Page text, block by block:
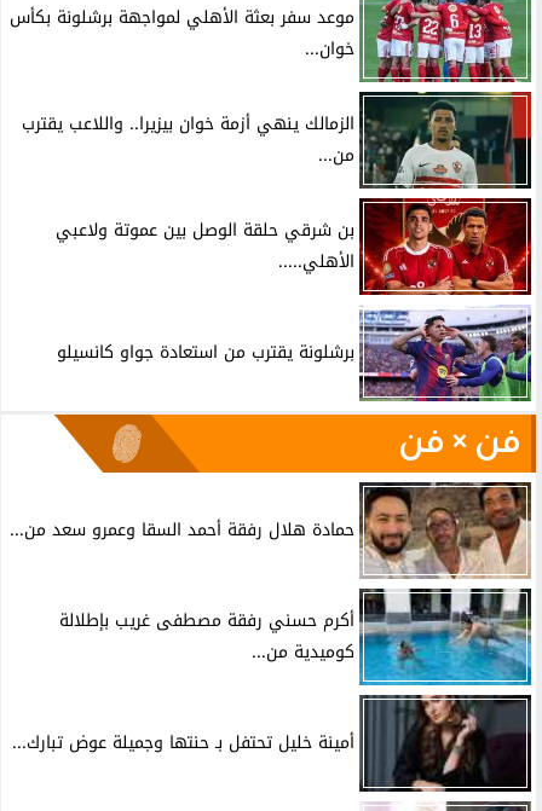
موعد سفر بعثة الأهلي لمواجهة برشلونة بكأس
خوان...
الزمالك ينهي أزمة خوان بيزيرا.. واللاعب يقترب
من...
بن شرقي حلقة الوصل بين عموتة ولاعبي
الأهلي.....
برشلونة يقترب من استعادة جواو كانسيلو
فن × فن
حمادة هلال رفقة أحمد السقا وعمرو سعد من...
أكرم حسني رفقة مصطفى غريب بإطلالة
كوميدية من...
أمينة خليل تحتفل بـ حنتها وجميلة عوض تبارك...